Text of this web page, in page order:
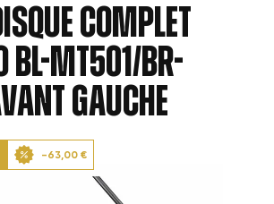
COMPLET
BL-MT501/BR-
GAUCHE
-63,00 €